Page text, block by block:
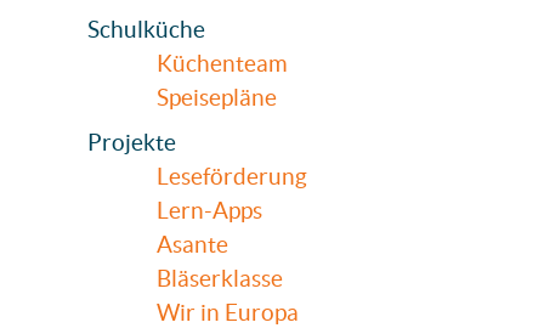
Schulküche
Küchenteam
Speisepläne
Projekte
Leseförderung
Lern-Apps
Asante
Bläserklasse
Wir in Europa